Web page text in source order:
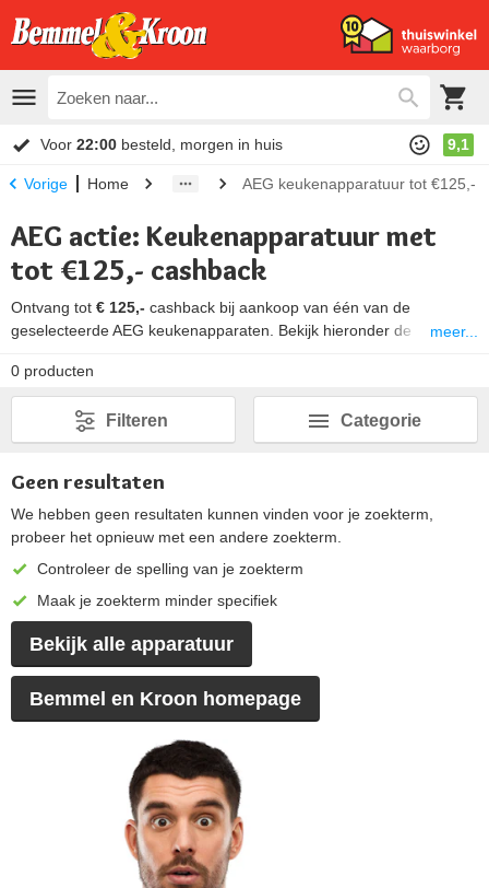
Voor 22:00 besteld, morgen in huis 9,1
Vorige Home AEG keukenapparatuur tot €125,-
AEG actie: Keukenapparatuur met
tot €125,- cashback
Ontvang tot € 125,- cashback bij aankoop van één van de
geselecteerde AEG keukenapparaten. Bekijk hieronder de
Looptijd actie:
Registreren:
meer...
0 producten
Categorie
Filteren
Geen resultaten
We hebben geen resultaten kunnen vinden voor je zoekterm,
probeer het opnieuw met een andere zoekterm.
Controleer de spelling van je zoekterm
Maak je zoekterm minder specifiek
Bekijk alle apparatuur
Bemmel en Kroon homepage